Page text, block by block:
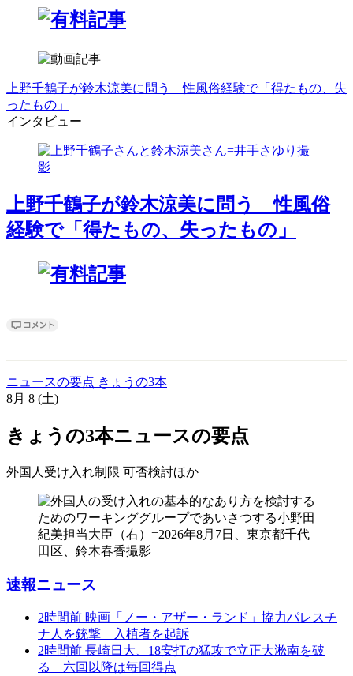
上野千鶴子が鈴木涼美に問う 性風俗経験で「得たもの、失
ったもの」
インタビュー
上野千鶴子が鈴木涼美に問う 性風俗
経験で「得たもの、失ったもの」
ニュースの要点 きょうの3本
8月 8 (土)
きょうの3本ニュースの要点
外国人受け入れ制限 可否検討ほか
速報ニュース
2時間前 映画「ノー・アザー・ランド」協力パレスチ
ナ人を銃撃 入植者を起訴
2時間前 長崎日大、18安打の猛攻で立正大淞南を破
る 六回以降は毎回得点